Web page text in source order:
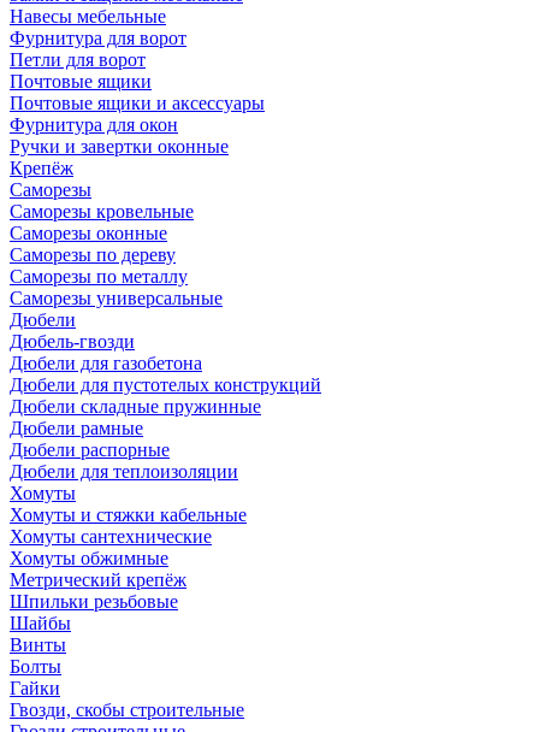
Навесы мебельные
Фурнитура для ворот
Петли для ворот
Почтовые ящики
Почтовые ящики и аксессуары
Фурнитура для окон
Ручки и завертки оконные
Крепёж
Саморезы
Саморезы кровельные
Саморезы оконные
Саморезы по дереву
Саморезы по металлу
Саморезы универсальные
Дюбели
Дюбель-гвозди
Дюбели для газобетона
Дюбели для пустотелых конструкций
Дюбели складные пружинные
Дюбели рамные
Дюбели распорные
Дюбели для теплоизоляции
Хомуты
Хомуты и стяжки кабельные
Хомуты сантехнические
Хомуты обжимные
Метрический крепёж
Шпильки резьбовые
Шайбы
Винты
Болты
Гайки
Гвозди, скобы строительные